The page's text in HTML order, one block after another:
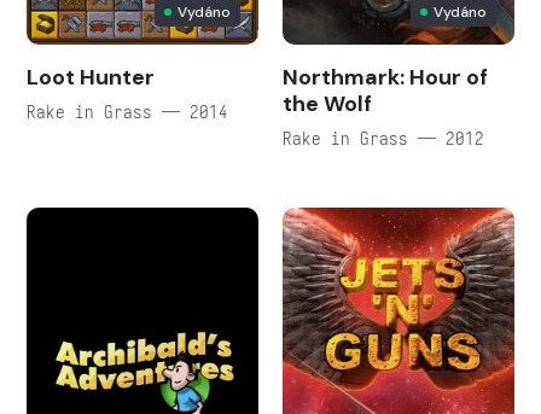
Vydáno
Loot Hunter
Rake in Grass — 2014
Vydáno
Northmark: Hour of
the Wolf
Rake in Grass — 2012